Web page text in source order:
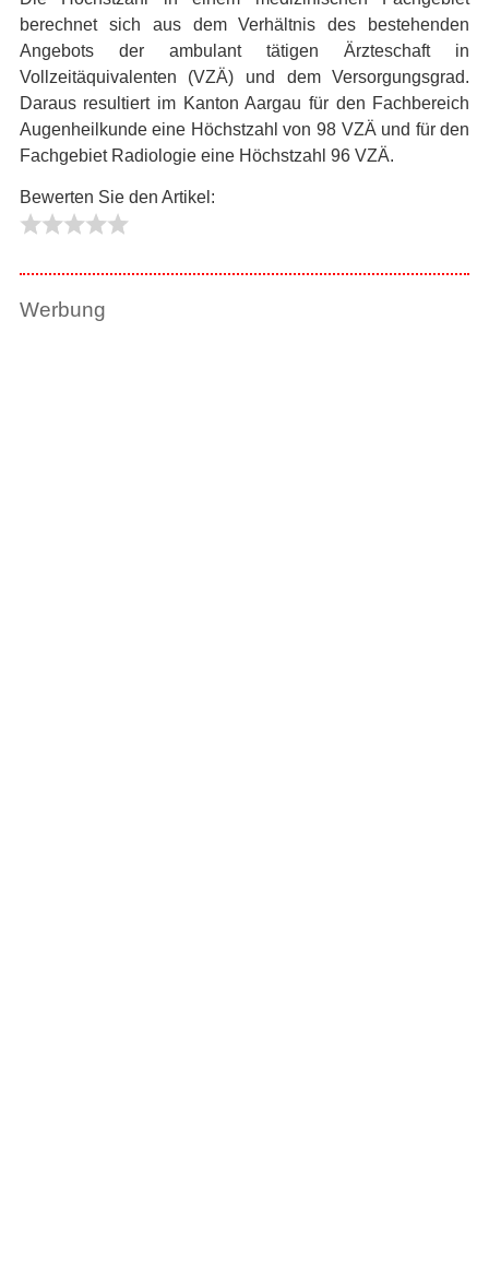
berechnet sich aus dem Verhältnis des bestehenden
Angebots der ambulant tätigen Ärzteschaft in
Vollzeitäquivalenten (VZÄ) und dem Versorgungsgrad.
Daraus resultiert im Kanton Aargau für den Fachbereich
Augenheilkunde eine Höchstzahl von 98 VZÄ und für den
Fachgebiet Radiologie eine Höchstzahl 96 VZÄ.
Bewerten Sie den Artikel:
Dank
die
Werbung